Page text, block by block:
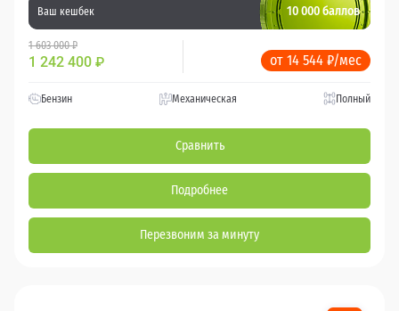
Ваш кешбек 10 000 баллов
1 603 000 ₽
1 242 400 ₽ от 14 544 ₽/мес
Бензин Механическая Полный
Сравнить
Подробнее
Перезвоним за минуту